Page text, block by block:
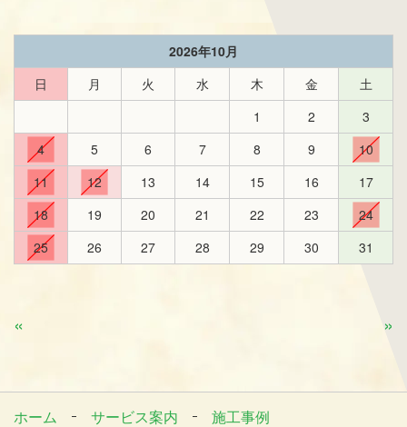
2026年10月
日
月 火 水 木 金
土
1
2
3
4
5 6 7 8 9
10
11
12 13 14 15 16
17
18
19 20 21 22 23
24
25
26 27 28 29 30 31
« »
ホーム サービス案内
施工事例